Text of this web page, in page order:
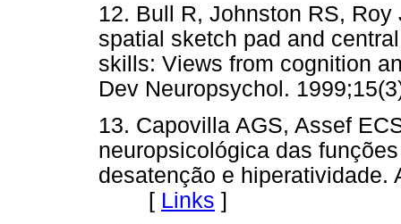
12. Bull R, Johnston RS,
spatial sketch pad and
skills: Views from cognition
Dev Neuropsychol.
13. Capovilla AGS, Assef
neuropsicológica das
desatenção e hiperatividade.
[ Links ]